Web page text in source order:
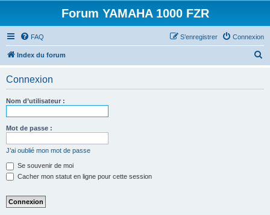
Forum YAMAHA 1000 FZR
FAQ Connexion
S’enregistrer
Index du forum
Connexion
Nom d’utilisateur :
Mot de passe :
J’ai oublié mon mot de passe
Se souvenir de moi
Cacher mon statut en ligne pour cette session